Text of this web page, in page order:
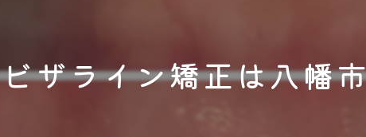
ザライン矯正は八幡